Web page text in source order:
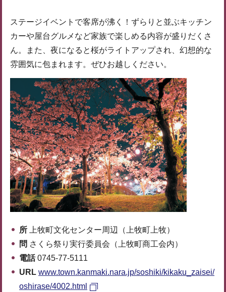
ステージイベントで客席が沸く！ずらりと並ぶキッチン
カーや屋台グルメなど家族で楽しめる内容が盛りだくさ
ん。また、夜になると桜がライトアップされ、幻想的な
雰囲気に包まれます。ぜひお越しください。
所 上牧町文化センター周辺（上牧町上牧）
問 さくら祭り実行委員会（上牧町商工会内）
電話0745-77-5111
URL www.town.kanmaki.nara.jp/soshiki/kikaku_zaisei/
oshirase/4002.html